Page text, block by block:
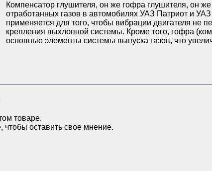
Компенсатор глушителя, он же гофра глушителя, он
отработанных газов в автомобилях УАЗ Патриот и
применяется для того, чтобы вибрации двигателя не
крепления выхлопной системы. Кроме того, гофра
основные элементы системы выпуска газов, что
товаре.
чтобы оставить свое мнение.